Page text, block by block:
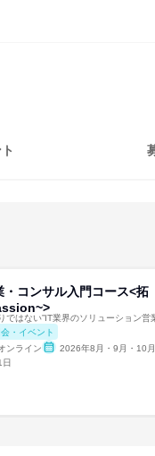
・コンサル入門コース<拓
・イベント
ンライン
2026年8月・9月・10月・11月・12月
日